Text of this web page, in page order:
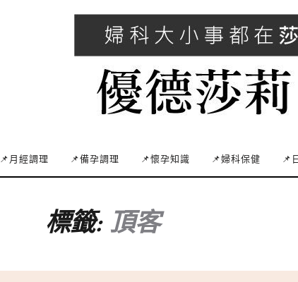
📌月經調理 📌備孕調理 📌懷孕知識 📌婦科保健 📌
標籤:頂客